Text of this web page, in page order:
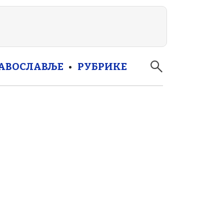
РУБРИКЕ